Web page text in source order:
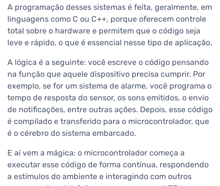
A programação desses sistemas é feita, geralmente, em
linguagens como C ou C++, porque oferecem controle
total sobre o hardware e permitem que o código seja
leve e rápido, o que é essencial nesse tipo de aplicação.
A lógica é a seguinte: você escreve o código pensando
na função que aquele dispositivo precisa cumprir. Por
exemplo, se for um sistema de alarme, você programa o
tempo de resposta do sensor, os sons emitidos, o envio
de notificações, entre outras ações. Depois, esse código
é compilado e transferido para o microcontrolador, que
é o cérebro do sistema embarcado.
E aí vem a mágica: o microcontrolador começa a
executar esse código de forma contínua, respondendo
a estímulos do ambiente e interagindo com outros